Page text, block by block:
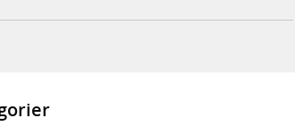
extern webbplats,
din e-postklient,